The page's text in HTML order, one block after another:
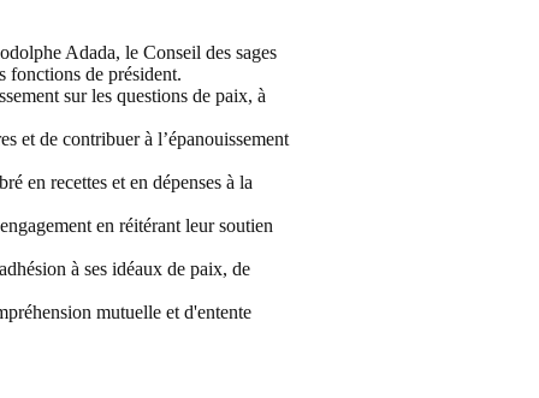
Adada, le Conseil des sages
fonctions de président.
sur les questions de paix, à
et de contribuer à l’épanouissement
en recettes et en dépenses à la
en réitérant leur soutien
à ses idéaux de paix, de
mutuelle et d'entente